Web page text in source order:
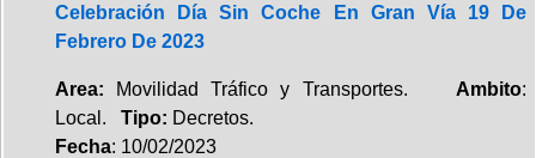
Celebración Día Sin Coche En Gran Vía 19 De
Febrero De 2023
Area: Movilidad Tráfico y Transportes. Ambito:
Local. Tipo: Decretos.
Fecha: 10/02/2023